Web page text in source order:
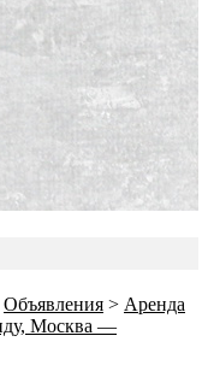
Объявления > Аренда
Москва —